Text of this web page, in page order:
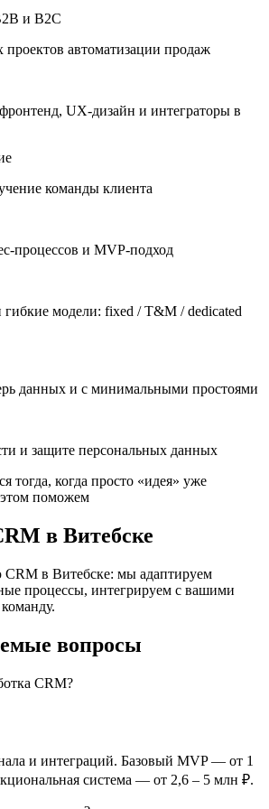
и B2C
автоматизации продаж
UX-дизайн и интеграторы в
команды клиента
процессов и MVP-подход
гибкие модели: fixed / T&M / dedicated
данных и с минимальными простоями
и защите персональных данных
тогда, когда просто «идея» уже
поможем
в Витебске
CRM в Витебске: мы адаптируем
процессы, интегрируем с вашими
вопросы
CRM?
и интеграций. Базовый MVP — от 1
система — от 2,6 – 5 млн ₽.